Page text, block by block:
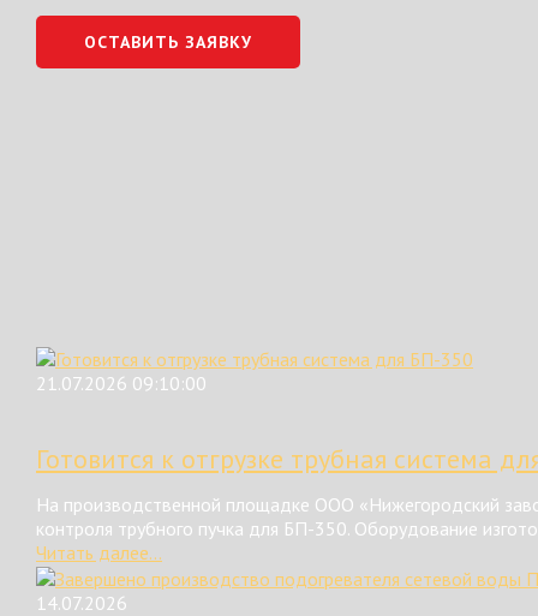
ОСТАВИТЬ ЗАЯВКУ
21.07.2026 09:10:00
Готовится к отгрузке трубная система
На производственной площадке ООО «Нижегородский
контроля трубного пучка для БП-350. Оборудование
Читать далее...
14.07.2026